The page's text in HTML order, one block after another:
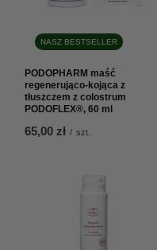
NASZ BESTSELLER
PODOPHARM maść
regenerująco-kojąca z
tłuszczem z colostrum
PODOFLEX®, 60 ml
65,00 zł / szt.